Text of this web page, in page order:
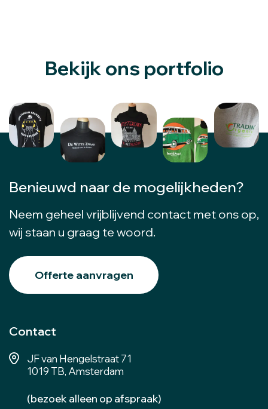
Bekijk ons portfolio
Benieuwd naar de mogelijkheden?
Neem geheel vrijblijvend contact met ons op,
wij staan u graag te woord.
Offerte aanvragen
Contact
JF van Hengelstraat 71
1019 TB, Amsterdam
(bezoek alleen op afspraak)